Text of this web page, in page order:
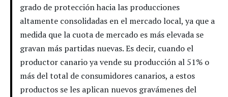
grado de protección hacia las producciones
altamente consolidadas en el mercado local, ya que a
medida que la cuota de mercado es más elevada se
gravan más partidas nuevas. Es decir, cuando el
productor canario ya vende su producción al 51% o
más del total de consumidores canarios, a estos
productos se les aplican nuevos gravámenes del